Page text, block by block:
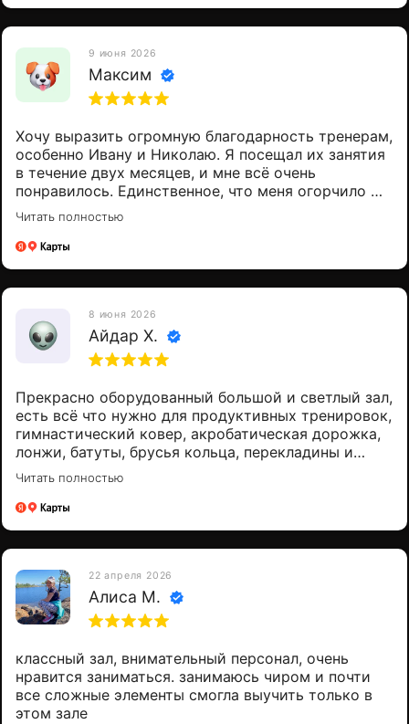
9 июня 2026
Максим
Хочу выразить огромную благодарность тренерам,
особенно Ивану и Николаю. Я посещал их занятия
в течение двух месяцев, и мне всё очень
понравилось. Единственное, что меня огорчило —
это отсутствие тренировок в 21:00. Из-за рабочего
графика мне сейчас приходится заниматься в
другом зале. Однако я всё равно рекомендую этот
Читать полностью
8 июня 2026
Айдар Х.
Прекрасно оборудованный большой и светлый зал,
есть всё что нужно для продуктивных тренировок,
гимнастический ковер, акробатическая дорожка,
лонжи, батуты, брусья кольца, перекладины и
очень дружеская атмосфера)))
Читать полностью
22 апреля 2026
Алиса М.
классный зал, внимательный персонал, очень
нравится заниматься. занимаюсь чиром и почти
все сложные элементы смогла выучить только в
этом зале
Разработка сайта